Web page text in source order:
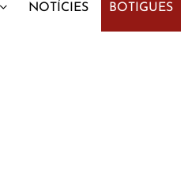
NOTÍCIES BOTIGUES